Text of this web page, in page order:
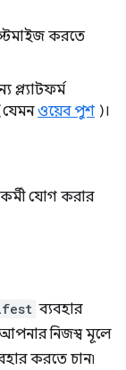
করতে
প্ল্যাটফর্ম
ওয়েব পুশ )।
যোগ করার
ব্যবহার
নিজস্ব মূলে
করতে চান৷